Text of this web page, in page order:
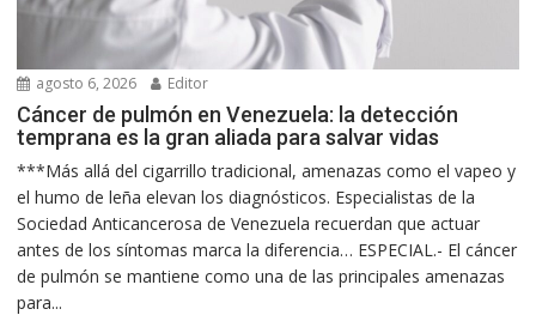
agosto 6, 2026 Editor
Cáncer de pulmón en Venezuela: la detección
temprana es la gran aliada para salvar vidas
***Más allá del cigarrillo tradicional, amenazas como el vapeo y
el humo de leña elevan los diagnósticos. Especialistas de la
Sociedad Anticancerosa de Venezuela recuerdan que actuar
antes de los síntomas marca la diferencia… ESPECIAL.- El cáncer
de pulmón se mantiene como una de las principales amenazas
para...